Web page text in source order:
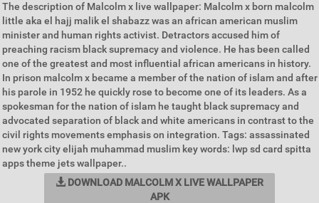
The description of Malcolm x live wallpaper: Malcolm x born malcolm
little aka el hajj malik el shabazz was an african american muslim
minister and human rights activist. Detractors accused him of
preaching racism black supremacy and violence. He has been called
one of the greatest and most influential african americans in history.
In prison malcolm x became a member of the nation of islam and after
his parole in 1952 he quickly rose to become one of its leaders. As a
spokesman for the nation of islam he taught black supremacy and
advocated separation of black and white americans in contrast to the
civil rights movements emphasis on integration. Tags: assassinated
new york city elijah muhammad muslim key words: lwp sd card spitta
apps theme jets wallpaper..
DOWNLOAD MALCOLM X LIVE WALLPAPER
APK